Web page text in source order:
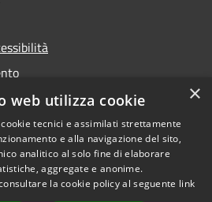
Copyright © 2026 • Comune di
Castiglion Fiorentino •
Powered byMunicipium •
×
web utilizza cookie
tecnici e assimilati strettamente
e alla navigazione del sito,
analitico al solo fine di elaborare
aggregate e anonime.
la cookie policy al seguente link